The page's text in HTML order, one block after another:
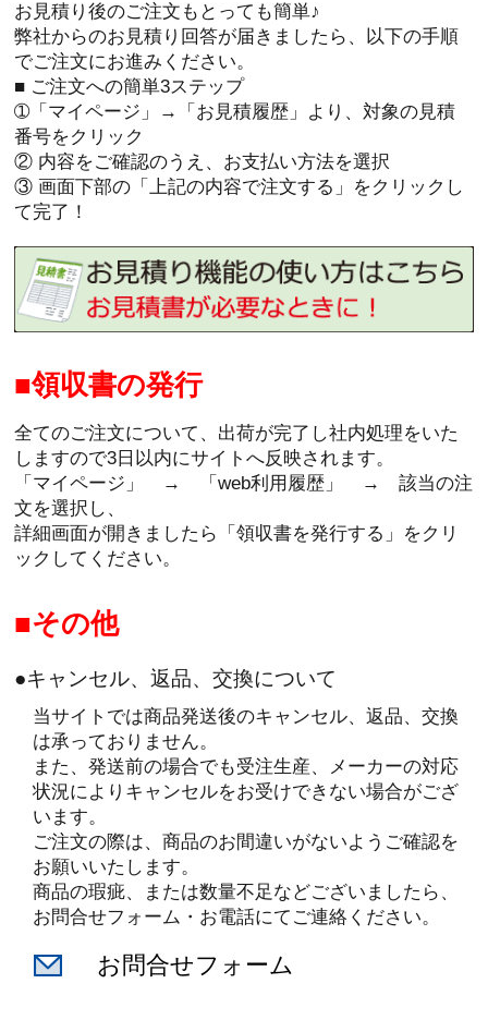
お見積り後のご注文もとっても簡単♪
弊社からのお見積り回答が届きましたら、以下の手順
でご注文にお進みください。
■ ご注文への簡単3ステップ
➀「マイページ」→「お見積履歴」より、対象の見積
番号をクリック
② 内容をご確認のうえ、お支払い方法を選択
③ 画面下部の「上記の内容で注文する」をクリックし
て完了！
領収書の発行
全てのご注文について、出荷が完了し社内処理をいた
しますので3日以内にサイトへ反映されます。
「マイページ」 → 「web利用履歴」 → 該当の注
文を選択し、
詳細画面が開きましたら「領収書を発行する」をクリ
ックしてください。
その他
●キャンセル、返品、交換について
当サイトでは商品発送後のキャンセル、返品、交換
は承っておりません。
また、発送前の場合でも受注生産、メーカーの対応
状況によりキャンセルをお受けできない場合がござ
います。
ご注文の際は、商品のお間違いがないようご確認を
お願いいたします。
商品の瑕疵、または数量不足などございましたら、
お問合せフォーム・お電話にてご連絡ください。
お問合せフォーム